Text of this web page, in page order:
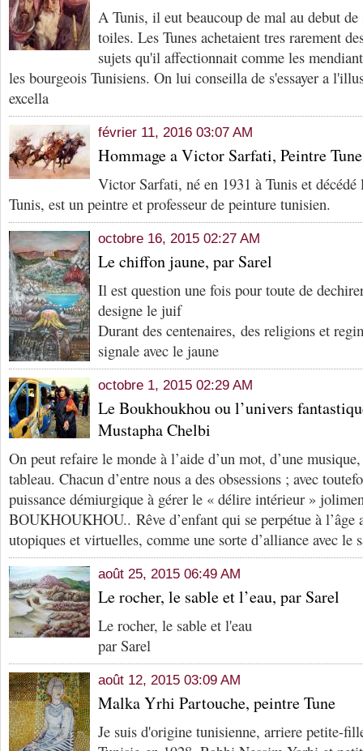
A Tunis, il eut beaucoup de mal au debut de
toiles. Les Tunes achetaient tres rarement
sujets qu'il affectionnait comme les
les bourgeois Tunisiens. On lui conseilla de s'essayer a
excella
février 11, 2016 03:07 AM
Hommage a Victor Sarfati, Peintre Tune
Victor Sarfati, né en 1931 à Tunis et
Tunis, est un peintre et professeur de peinture tunisien.
octobre 16, 2015 02:27 AM
Le chiffon jaune, par Sarel
Il est question une fois pour toute de
designe le juif
Durant des centenaires, des religions et
signale avec le jaune
octobre 1, 2015 02:29 AM
Le Boukhoukhou ou l’univers
Mustapha Chelbi
On peut refaire le monde à l’aide d’un mot, d’une
tableau. Chacun d’entre nous a des obsessions ; avec
puissance démiurgique à gérer le « délire intérieur »
BOUKHOUKHOU.. Rêve d’enfant qui se perpétue à l’âge
utopiques et virtuelles, comme une sorte d’alliance avec le
août 25, 2015 06:49 AM
Le rocher, le sable et l’eau, par Sarel
Le rocher, le sable et l'eau
par Sarel
août 12, 2015 03:09 AM
Malka Yrhi Partouche, peintre Tune
Je suis d'origine tunisienne, arriere petite-